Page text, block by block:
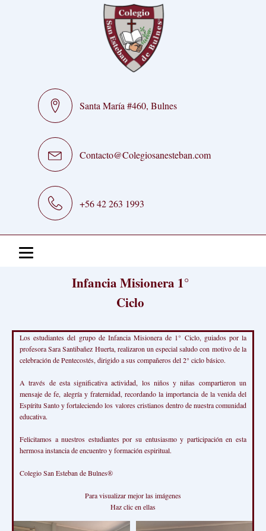
Santa María #460, Bulnes
Contacto@Colegiosanesteban.com
+56 42 263 1993
Infancia Misionera 1°
Ciclo
Los estudiantes del grupo de Infancia Misionera de 1° Ciclo, guiados por la
profesora Sara Santibañez Huerta, realizaron un especial saludo con motivo de la
celebración de Pentecostés, dirigido a sus compañeros del 2° ciclo básico.
A través de esta significativa actividad, los niños y niñas compartieron un
mensaje de fe, alegría y fraternidad, recordando la importancia de la venida del
Espíritu Santo y fortaleciendo los valores cristianos dentro de nuestra comunidad
educativa.
Felicitamos a nuestros estudiantes por su entusiasmo y participación en esta
hermosa instancia de encuentro y formación espiritual.
Colegio San Esteban de Bulnes®
Para visualizar mejor las imágenes
Haz clic en ellas